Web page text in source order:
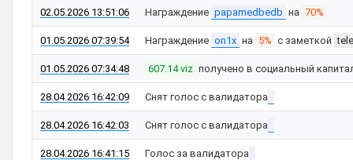
02.05.2026 13:51:06 Награждение papamedbedb на 70%
01.05.2026 07:39:54 Награждение on1x на 5% с заметкой
01.05.2026 07:34:48 607.14 viz получено в социальный
28.04.2026 16:42:09 Снят голос с валидатора
28.04.2026 16:42:03 Снят голос с валидатора
28.04.2026 16:41:15 Голос за валидатора